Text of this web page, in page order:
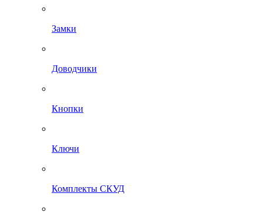
Замки
Доводчики
Кнопки
Ключи
Комплекты СКУД